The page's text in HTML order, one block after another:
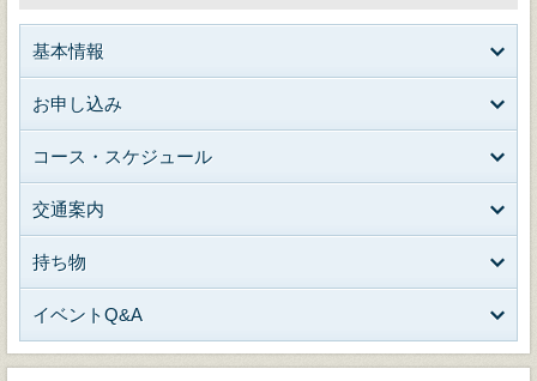
基本情報
お申し込み
コース・スケジュール
交通案内
持ち物
イベントQ&A